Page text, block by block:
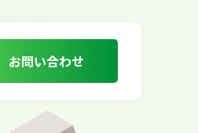
お問い合わせ